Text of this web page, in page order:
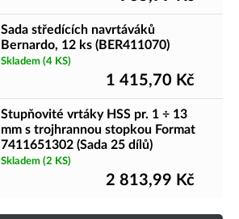
Sada středících navrtáváků
Bernardo, 12 ks (BER411070)
Skladem (4 KS)
1 415,70 Kč
Stupňovité vrtáky HSS pr. 1 ÷ 13
mm s trojhrannou stopkou Format
7411651302 (Sada 25 dílů)
Skladem (2 KS)
2 813,99 Kč